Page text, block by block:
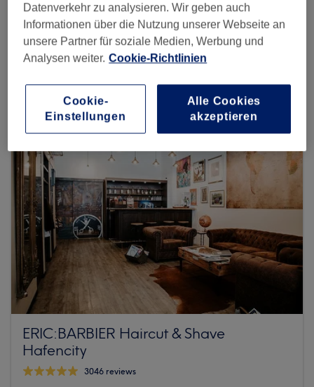
Gentlemen’s Barbier
4376 reviews
ERIC:BARBIER Haircut & Shave
Hafencity
3046 reviews
Datenverkehr zu analysieren. Wir geben auch
Informationen über die Nutzung unserer Webseite an
unsere Partner für soziale Medien, Werbung und
Analysen weiter. Cookie-Richtlinien
Cookie-
Einstellungen
Alle Cookies
akzeptieren